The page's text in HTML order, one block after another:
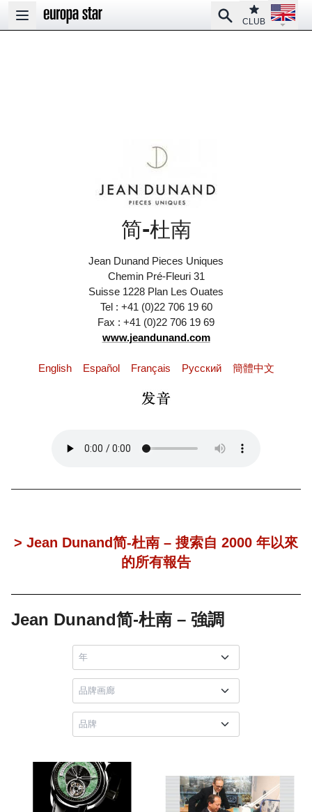
Open main menu
SearchClub
CLUB
Open
简-杜南
Jean Dunand Pieces Uniques
Chemin Pré-Fleuri 31
Suisse 1228 Plan Les Ouates
Tel : +41 (0)22 706 19 60
Fax : +41 (0)22 706 19 69
www.jeandunand.com
English Español Français Pусский 簡體中文
> Jean Dunand简-杜南 – 搜索自 2000 年以來
的所有報告
Jean Dunand简-杜南 – 強調